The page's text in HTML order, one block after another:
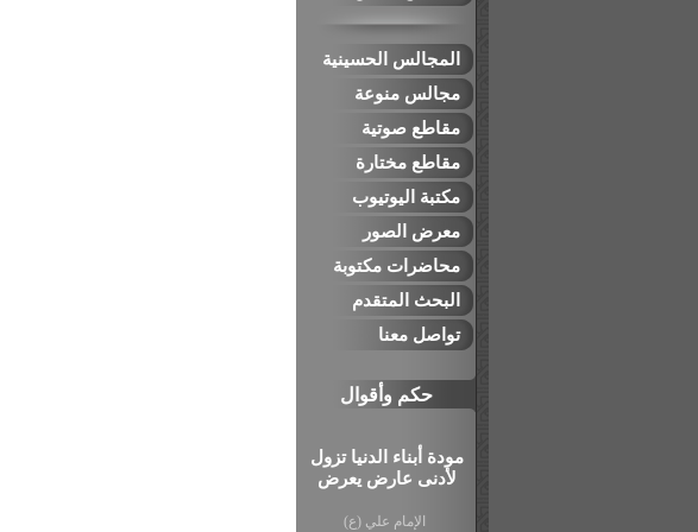
المجالس الحسينية
مجالس منوعة
مقاطع صوتية
مقاطع مختارة
مكتبة اليوتيوب
معرض الصور
محاضرات مكتوبة
البحث المتقدم
تواصل معنا
حكم وأقوال
مودة أبناء الدنيا تزول
لأدنى عارض يعرض
الإمام علي (ع)